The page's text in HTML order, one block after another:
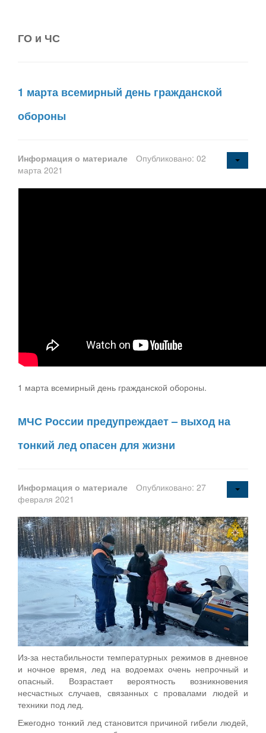
ГО и ЧС
1 марта всемирный день гражданской
обороны
Информация о материале
Опубликовано: 02
марта 2021
1 марта всемирный день гражданской обороны.
МЧС России предупреждает – выход на
тонкий лед опасен для жизни
Информация о материале
Опубликовано: 27
февраля 2021
Из-за нестабильности температурных режимов в дневное
и ночное время, лед на водоемах очень непрочный и
опасный. Возрастает вероятность возникновения
несчастных случаев, связанных с провалами людей и
техники под лед.
Ежегодно тонкий лед становится причиной гибели людей,